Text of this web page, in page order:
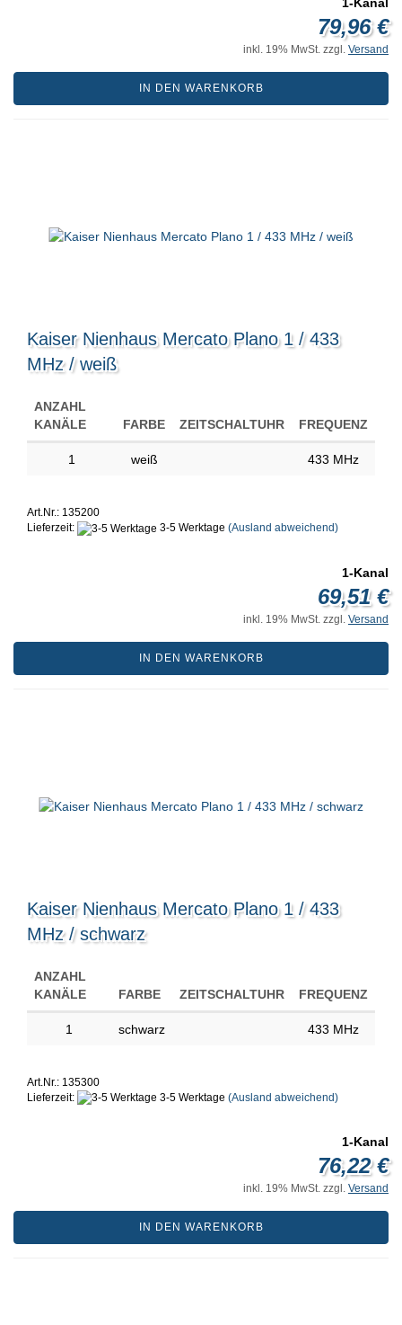
1-Kanal
79,96 €
inkl. 19% MwSt. zzgl. Versand
IN DEN WARENKORB
Kaiser Nienhaus Mercato Plano 1 / 433
MHz / weiß
ANZAHL
KANÄLE
FARBE ZEITSCHALTUHR FREQUENZ
1 weiß 433 MHz
Art.Nr.: 135200
Lieferzeit:
3-5 Werktage (Ausland abweichend)
1-Kanal
69,51 €
inkl. 19% MwSt. zzgl. Versand
IN DEN WARENKORB
Kaiser Nienhaus Mercato Plano 1 / 433
MHz / schwarz
ANZAHL
KANÄLE
FARBE ZEITSCHALTUHR FREQUENZ
1 schwarz 433 MHz
Art.Nr.: 135300
Lieferzeit:
3-5 Werktage (Ausland abweichend)
1-Kanal
76,22 €
inkl. 19% MwSt. zzgl. Versand
IN DEN WARENKORB